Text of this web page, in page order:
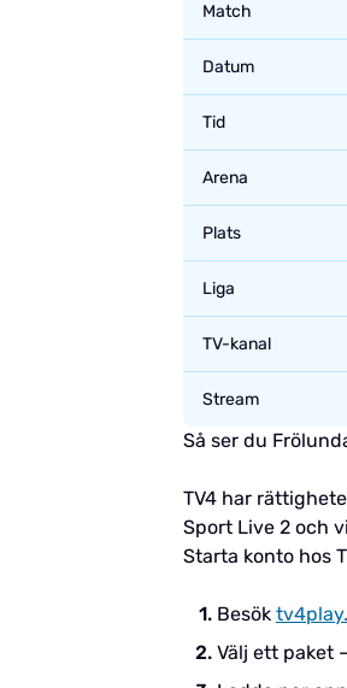
Match
Datum
Tid
Arena
Plats
Liga
TV-kanal
Stream
Så ser du
TV4 har
Sport Live 2 och
Starta konto hos
Besök
Välj ett paket